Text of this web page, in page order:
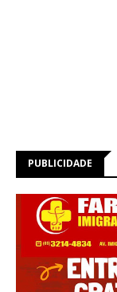
PUBLICIDADE